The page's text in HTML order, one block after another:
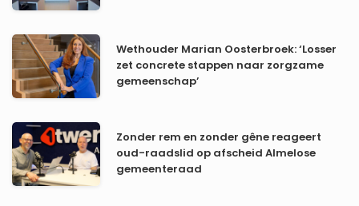
Wethouder Marian Oosterbroek: ‘Losser
zet concrete stappen naar zorgzame
gemeenschap’
Zonder rem en zonder gêne reageert
oud-raadslid op afscheid Almelose
gemeenteraad